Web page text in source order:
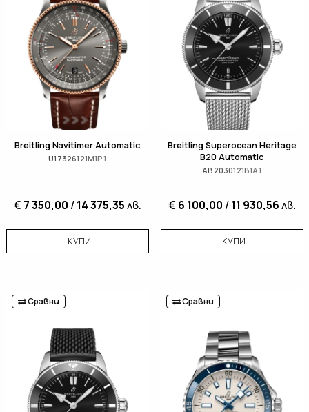
Breitling Navitimer Automatic
U17326121M1P1
€ 7 350,00 /14 375,35лв.
КУПИ
Breitling Superocean Heritage
B20 Automatic
AB2030121B1A1
€ 6 100,00 /11 930,56лв.
КУПИ
Сравни Сравни